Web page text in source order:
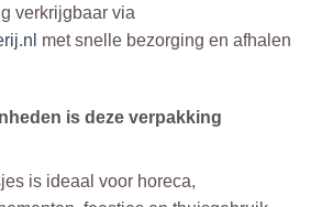
verkrijgbaar via
met snelle bezorging en afhalen
is deze verpakking
is ideaal voor horeca,